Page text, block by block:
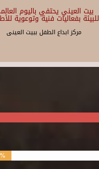
بيت العيني يحتفي باليوم
للبيئة بفعاليات فنية وتوعوية
مركز ابداع الطفل ببيت العينى